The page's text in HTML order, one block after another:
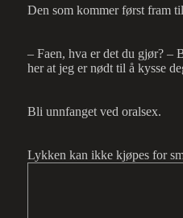
Den som kommer først fram
– Faen, hva er det du gjør? –
her at jeg er nødt til å kysse
Bli unnfanget ved oralsex.
Lykken kan ikke kjøpes for